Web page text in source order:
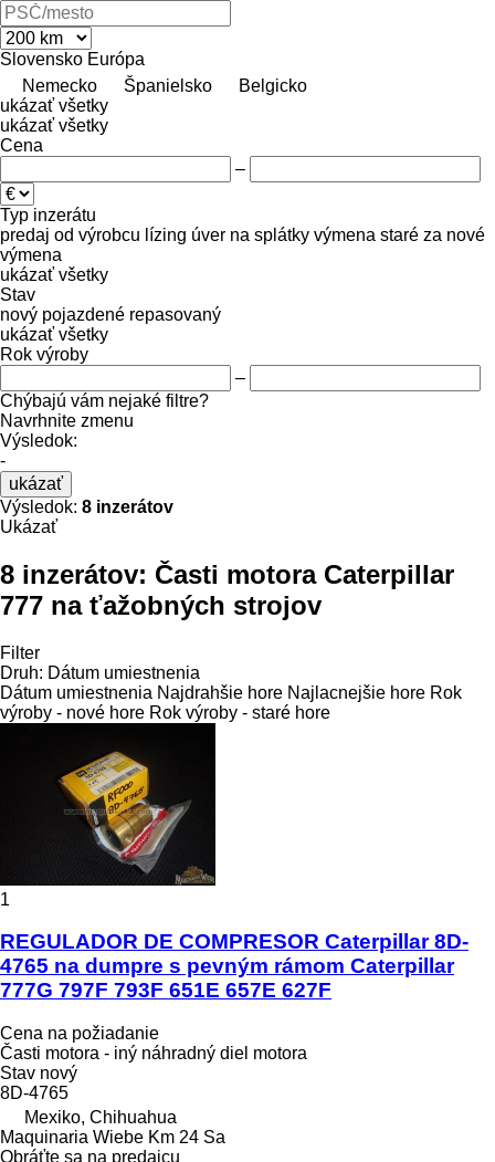
Slovensko Európa
Nemecko
Španielsko
Belgicko
ukázať všetky
ukázať všetky
Cena
–
Typ inzerátu
predaj od výrobcu lízing úver na splátky výmena staré za nové
výmena
ukázať všetky
Stav
nový pojazdené repasovaný
ukázať všetky
Rok výroby
–
Chýbajú vám nejaké filtre?
Navrhnite zmenu
Výsledok:
-
ukázať
Výsledok: 8 inzerátov
Ukázať
8 inzerátov: Časti motora Caterpillar
777 na ťažobných strojov
Filter
Druh: Dátum umiestnenia
Dátum umiestnenia Najdrahšie hore Najlacnejšie hore Rok
výroby - nové hore Rok výroby - staré hore
1
REGULADOR DE COMPRESOR Caterpillar 8D-
4765 na dumpre s pevným rámom Caterpillar
777G 797F 793F 651E 657E 627F
Cena na požiadanie
Časti motora - iný náhradný diel motora
Stav nový
8D-4765
Mexiko, Chihuahua
Maquinaria Wiebe Km 24 Sa
Obráťte sa na predajcu